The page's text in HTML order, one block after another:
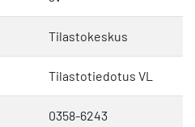
Tilastokeskus
Tilastotiedotus VL
0358-6243